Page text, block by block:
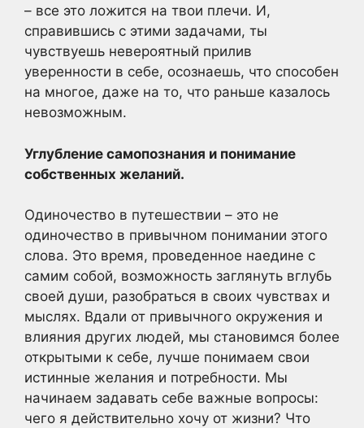
– все это ложится на твои плечи. И,
справившись с этими задачами, ты
чувствуешь невероятный прилив
уверенности в себе, осознаешь, что способен
на многое, даже на то, что раньше казалось
невозможным.
Углубление самопознания и понимание
собственных желаний.
Одиночество в путешествии – это не
одиночество в привычном понимании этого
слова. Это время, проведенное наедине с
самим собой, возможность заглянуть вглубь
своей души, разобраться в своих чувствах и
мыслях. Вдали от привычного окружения и
влияния других людей, мы становимся более
открытыми к себе, лучше понимаем свои
истинные желания и потребности. Мы
начинаем задавать себе важные вопросы:
чего я действительно хочу от жизни? Что